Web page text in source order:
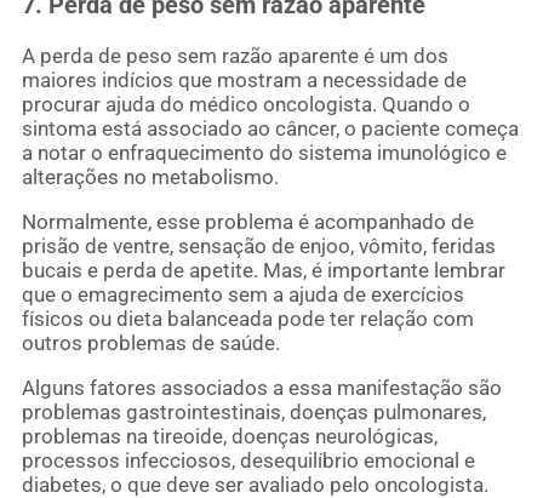
A perda de peso sem razão aparente é um dos
maiores indícios que mostram a necessidade de
procurar ajuda do médico oncologista. Quando o
sintoma está associado ao câncer, o paciente começa
a notar o enfraquecimento do sistema imunológico e
alterações no metabolismo.
Normalmente, esse problema é acompanhado de
prisão de ventre, sensação de enjoo, vômito, feridas
bucais e perda de apetite. Mas, é importante lembrar
que o emagrecimento sem a ajuda de exercícios
físicos ou dieta balanceada pode ter relação com
outros problemas de saúde.
Alguns fatores associados a essa manifestação são
problemas gastrointestinais, doenças pulmonares,
problemas na tireoide, doenças neurológicas,
processos infecciosos, desequilíbrio emocional e
diabetes, o que deve ser avaliado pelo oncologista.